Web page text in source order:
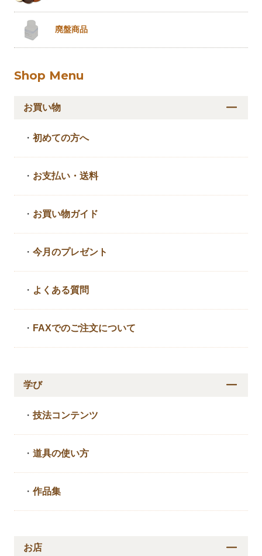
廃盤商品
Shop Menu
お買い物
・初めての方へ
・ お支払い・送料
・ お買い物ガイド
・今月のプレゼント
・ よくある質問
・ FAXでのご注文について
学び
・技法コンテンツ
・道具の使い方
・作品集
お店